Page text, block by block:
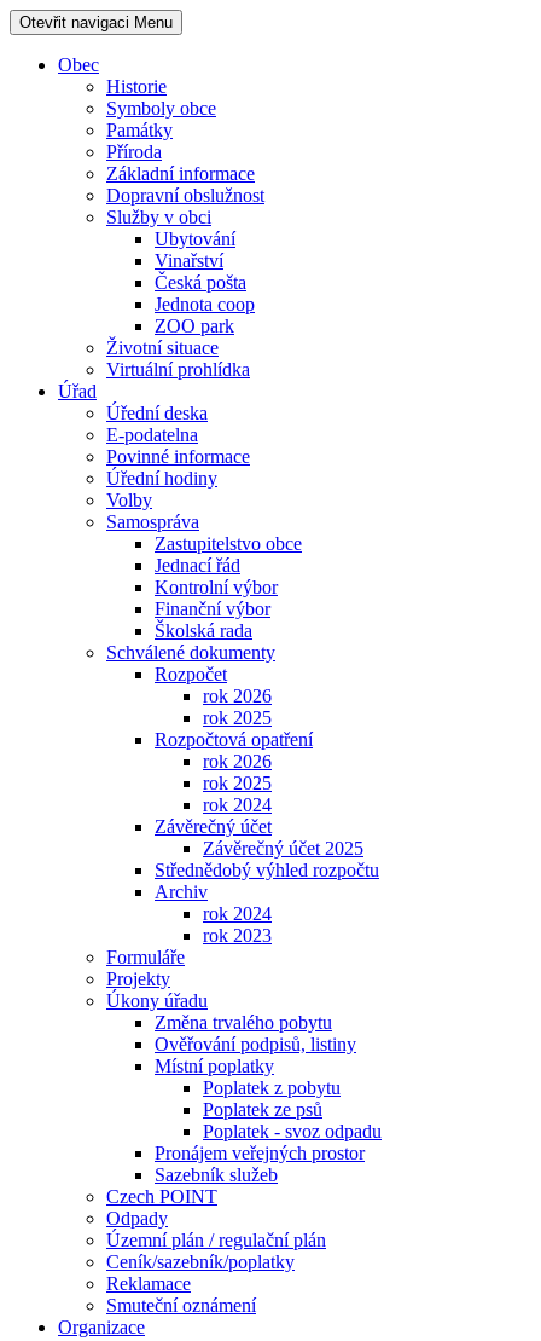
Otevřit navigaci Menu
Obec
Historie
Symboly obce
Památky
Příroda
Základní informace
Dopravní obslužnost
Služby v obci
Ubytování
Vinařství
Česká pošta
Jednota coop
ZOO park
Životní situace
Virtuální prohlídka
Úřad
Úřední deska
E-podatelna
Povinné informace
Úřední hodiny
Volby
Samospráva
Zastupitelstvo obce
Jednací řád
Kontrolní výbor
Finanční výbor
Školská rada
Schválené dokumenty
Rozpočet
rok 2026
rok 2025
Rozpočtová opatření
rok 2026
rok 2025
rok 2024
Závěrečný účet
Závěrečný účet 2025
Střednědobý výhled rozpočtu
Archiv
rok 2024
rok 2023
Formuláře
Projekty
Úkony úřadu
Změna trvalého pobytu
Ověřování podpisů, listiny
Místní poplatky
Poplatek z pobytu
Poplatek ze psů
Poplatek - svoz odpadu
Pronájem veřejných prostor
Sazebník služeb
Czech POINT
Odpady
Územní plán / regulační plán
Ceník/sazebník/poplatky
Reklamace
Smuteční oznámení
Organizace